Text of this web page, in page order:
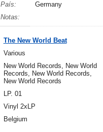
País:
Germany
Notas:
The New World Beat
Various
New World Records, New World
Records, New World Records,
New World Records
LP. 01
Vinyl 2xLP
Belgium